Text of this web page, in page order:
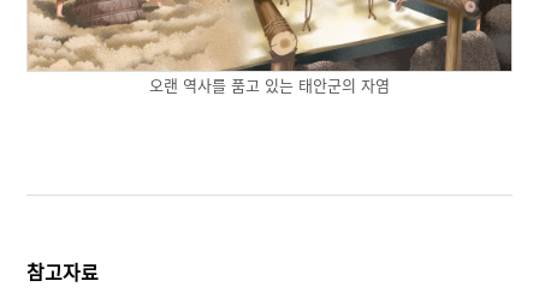
오랜 역사를 품고 있는 태안군의 자염
참고자료